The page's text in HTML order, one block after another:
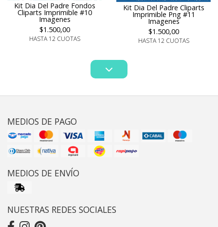
Kit Dia Del Padre Fondos
Cliparts Imprimible #10
Imagenes
$1.500,00
HASTA 12 CUOTAS
Kit Dia Del Padre Cliparts
Imprimible Png #11
Imagenes
$1.500,00
HASTA 12 CUOTAS
MEDIOS DE PAGO
MEDIOS DE ENVÍO
NUESTRAS REDES SOCIALES